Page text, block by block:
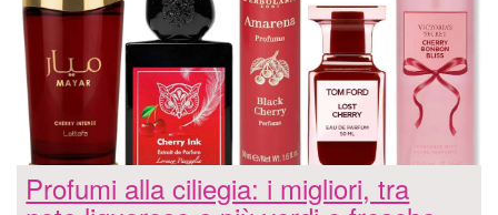
Profumi alla ciliegia: i migliori, tra